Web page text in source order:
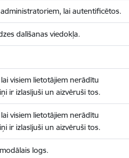
lai autentificētos.
dalīšanas viedokļa.
visiem lietotājiem nerādītu
ir izlasījuši un aizvēruši tos.
visiem lietotājiem nerādītu
ir izlasījuši un aizvēruši tos.
logs.